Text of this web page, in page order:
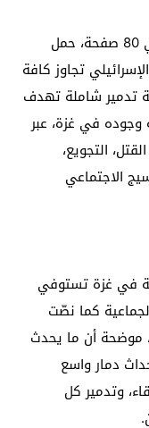
وأكدت المنظمة، في تقرير شامل جاء في 80 صفحة، حمل
تجاوز كافة
تدمير شاملة تهدف
في غزة، عبر
التجويع،
الاجتماعي
في غزة تستوفي
كما نصّت
اتفاقية الأمم المتحدة لعام 1948، موضحة أن ما يحدث
دمار واسع
وتدمير كل